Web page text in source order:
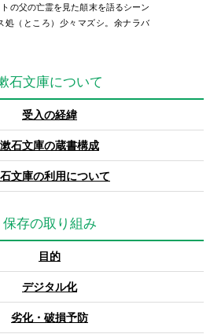
の父の亡霊を見た顛末を語るシーン
処（ところ）少々マズシ。余ナラバ
石文庫について
受入の経緯
漱石文庫の蔵書構成
文庫の利用について
保存の取り組み
目的
デジタル化
劣化・破損予防